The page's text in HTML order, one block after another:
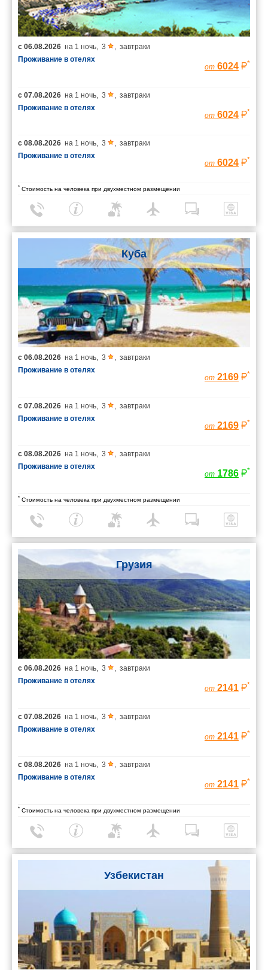
с 06.08.2026 на 1 ночь 3
завтраки
Проживание в отелях
от 6024 *
с 07.08.2026 на 1 ночь 3
завтраки
Проживание в отелях
от 6024 *
с 08.08.2026 на 1 ночь 3
завтраки
Проживание в отелях
от 6024 *
* Стоимость на человека при двухместном размещении
Куба
с 06.08.2026 на 1 ночь 3
завтраки
Проживание в отелях
от 2169 *
с 07.08.2026 на 1 ночь 3
завтраки
Проживание в отелях
от 2169 *
с 08.08.2026 на 1 ночь 3
завтраки
Проживание в отелях
от 1786 *
* Стоимость на человека при двухместном размещении
Грузия
с 06.08.2026 на 1 ночь, 3 , завтраки
Проживание в отелях
от 2141 *
с 07.08.2026 на 1 ночь, 3 , завтраки
Проживание в отелях
от 2141 *
с 08.08.2026 на 1 ночь, 3 , завтраки
Проживание в отелях
от 2141 *
* Стоимость на человека при двухместном размещении
Узбекистан